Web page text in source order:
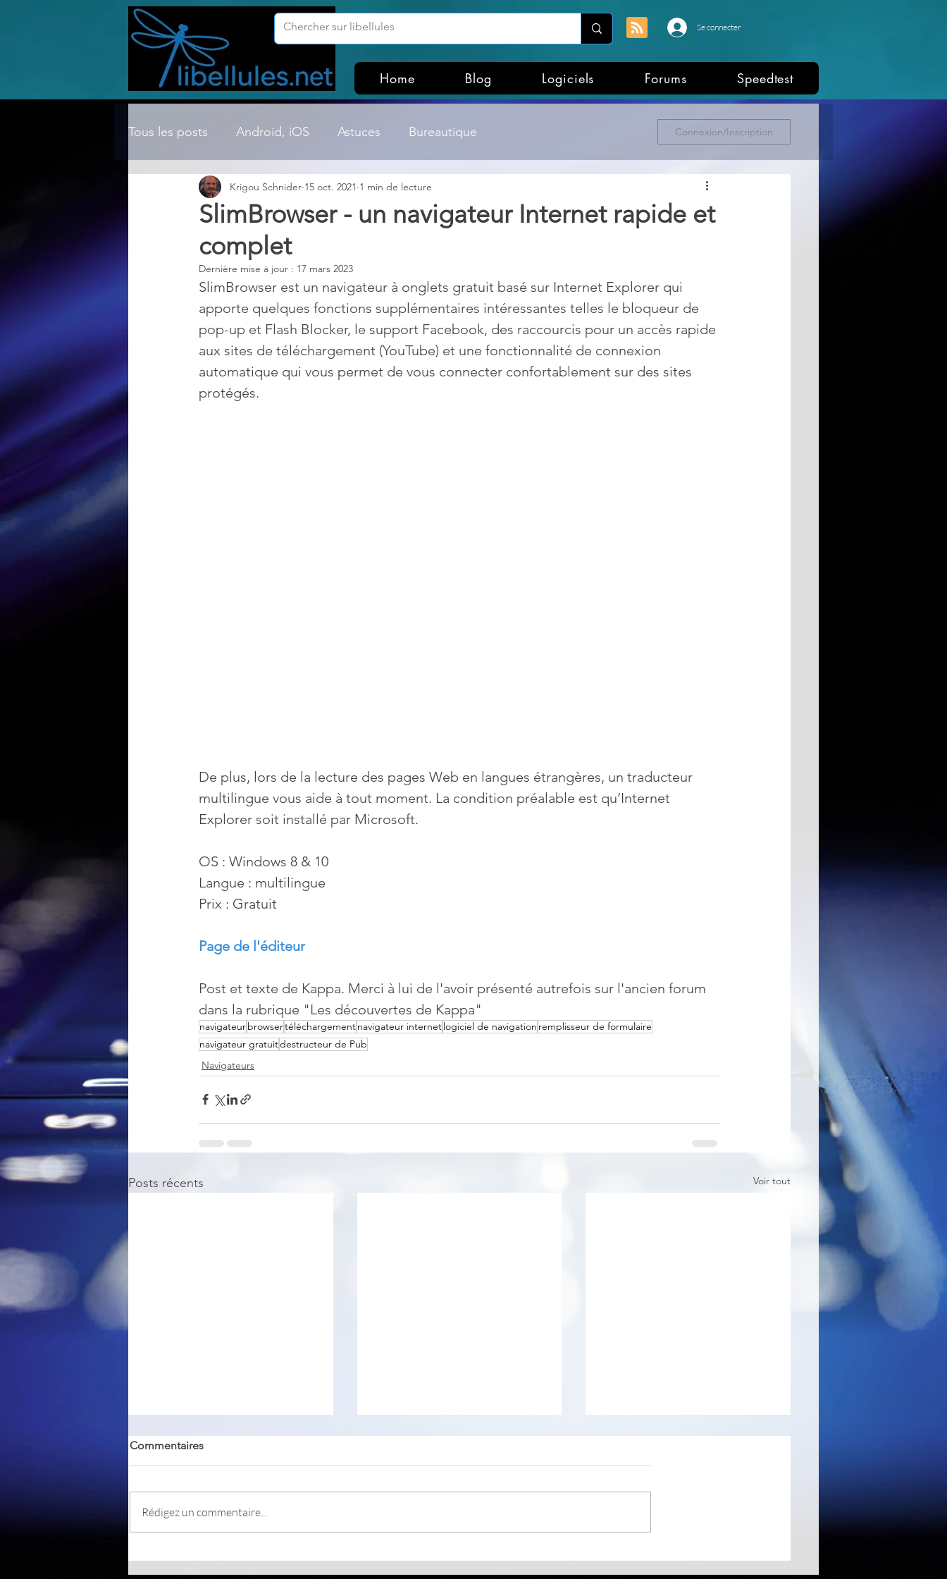
Se connecter
Home Blog Logiciels Forums Speedtest
Tous les posts Android, iOS Astuces Bureautique
Compression ZIP, RAR, etc. Customisation Windows
Dossier Windows Explorateurs de fichiers
Internet Lightroom & Photoshop Linux
Loisir et divertissement Mises à jour Multimedia Navigateurs News
Connexion/Inscription
SlimBrowser - un navigateur Internet rapide et
complet
Krigou Schnider 15 oct. 2021 1 min de lecture
Dernière mise à jour : 17 mars 2023
SlimBrowser est un navigateur à onglets gratuit basé sur Internet Explorer qui
apporte quelques fonctions supplémentaires intéressantes telles le bloqueur de
pop-up et Flash Blocker, le support Facebook, des raccourcis pour un accès rapide
aux sites de téléchargement (YouTube) et une fonctionnalité de connexion
automatique qui vous permet de vous connecter confortablement sur des sites
protégés.
De plus, lors de la lecture des pages Web en langues étrangères, un traducteur
multilingue vous aide à tout moment. La condition préalable est qu’Internet
Explorer soit installé par Microsoft.
OS : Windows 8 & 10
Langue : multilingue
Prix : Gratuit
Page de l'éditeur
Post et texte de Kappa. Merci à lui de l'avoir présenté autrefois sur l'ancien forum
dans la rubrique "Les découvertes de Kappa"
navigateurbrowsertéléchargementnavigateur internetlogiciel de navigation remplisseur de formulaire
navigateur gratuitdestructeur de Pub
Navigateurs
Posts récents Voir tout
Bitwarden
Commentaires
Rédigez un commentaire...